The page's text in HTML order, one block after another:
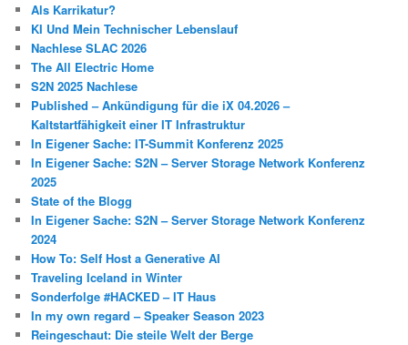
Als Karrikatur?
KI Und Mein Technischer Lebenslauf
Nachlese SLAC 2026
The All Electric Home
S2N 2025 Nachlese
Published – Ankündigung für die iX 04.2026 –
Kaltstartfähigkeit einer IT Infrastruktur
In Eigener Sache: IT-Summit Konferenz 2025
In Eigener Sache: S2N – Server Storage Network Konferenz
2025
State of the Blogg
In Eigener Sache: S2N – Server Storage Network Konferenz
2024
How To: Self Host a Generative AI
Traveling Iceland in Winter
Sonderfolge #HACKED – IT Haus
In my own regard – Speaker Season 2023
Reingeschaut: Die steile Welt der Berge